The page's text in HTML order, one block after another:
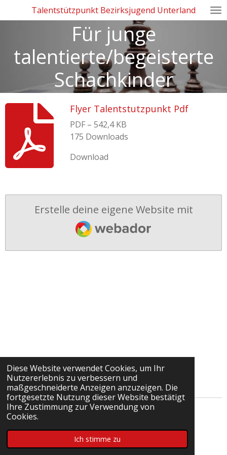
Diese Website verwendet Cookies, um Ihr
Nutzererlebnis zu verbessern und
maßgeschneiderte Anzeigen anzuzeigen. Die
fortgesetzte Nutzung dieser Website bestätigt
Ihre Zustimmung zur Verwendung von
Cookies.
Ich stimme zu
Hauptinhalt
Talentstützpunkt Bezirksjugend Unterland
Für junge
talentierte/begeisterte
Schachkinder
Flyer Talentstutzpunkt Pdf
PDF – 542,4 KB
175 Downloads
Download
Erstelle deine eigene Website mit
Webador
© 2022 - 2026 Talentstützpunkt Bezirksjugend
Mit Unterstützung vonWebador